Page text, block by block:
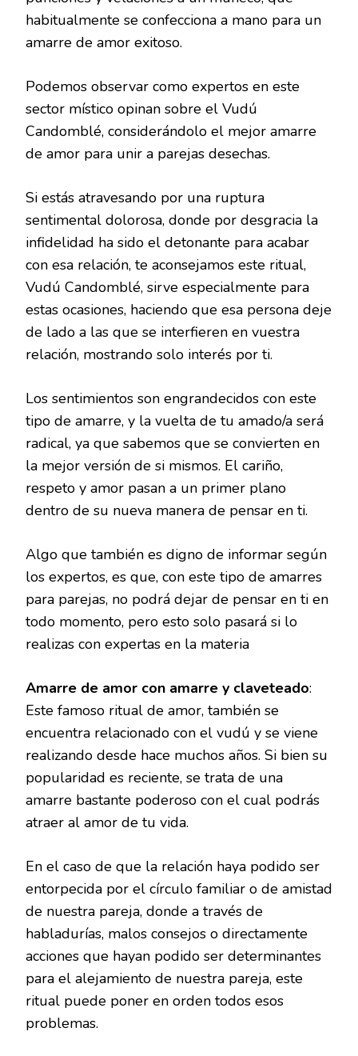
habitualmente se confecciona a mano para un
amarre de amor exitoso.
Podemos observar como expertos en este
sector místico opinan sobre el Vudú
Candomblé, considerándolo el mejor amarre
de amor para unir a parejas desechas.
Si estás atravesando por una ruptura
sentimental dolorosa, donde por desgracia la
infidelidad ha sido el detonante para acabar
con esa relación, te aconsejamos este ritual,
Vudú Candomblé, sirve especialmente para
estas ocasiones, haciendo que esa persona deje
de lado a las que se interfieren en vuestra
relación, mostrando solo interés por ti.
Los sentimientos son engrandecidos con este
tipo de amarre, y la vuelta de tu amado/a será
radical, ya que sabemos que se convierten en
la mejor versión de si mismos. El cariño,
respeto y amor pasan a un primer plano
dentro de su nueva manera de pensar en ti.
Algo que también es digno de informar según
los expertos, es que, con este tipo de amarres
para parejas, no podrá dejar de pensar en ti en
todo momento, pero esto solo pasará si lo
realizas con expertas en la materia
Amarre de amor con amarre y claveteado:
Este famoso ritual de amor, también se
encuentra relacionado con el vudú y se viene
realizando desde hace muchos años. Si bien su
popularidad es reciente, se trata de una
amarre bastante poderoso con el cual podrás
atraer al amor de tu vida.
En el caso de que la relación haya podido ser
entorpecida por el círculo familiar o de amistad
de nuestra pareja, donde a través de
habladurías, malos consejos o directamente
acciones que hayan podido ser determinantes
para el alejamiento de nuestra pareja, este
ritual puede poner en orden todos esos
problemas.